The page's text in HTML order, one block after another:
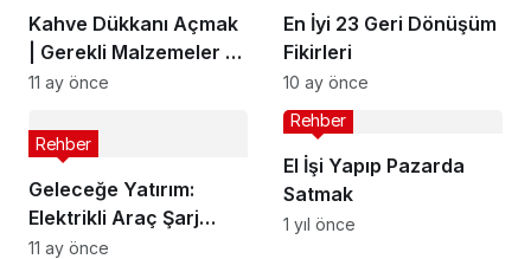
Kahve Dükkanı Açmak
| Gerekli Malzemeler ve
Maliyeti
11 ay önce
En İyi 23 Geri Dönüşüm
Fikirleri
10 ay önce
Geleceğe Yatırım:
Elektrikli Araç Şarj
İstasyonu Bayiliği
Rehber
11 ay önce
El İşi Yapıp Pazarda
Satmak
Rehber
1 yıl önce